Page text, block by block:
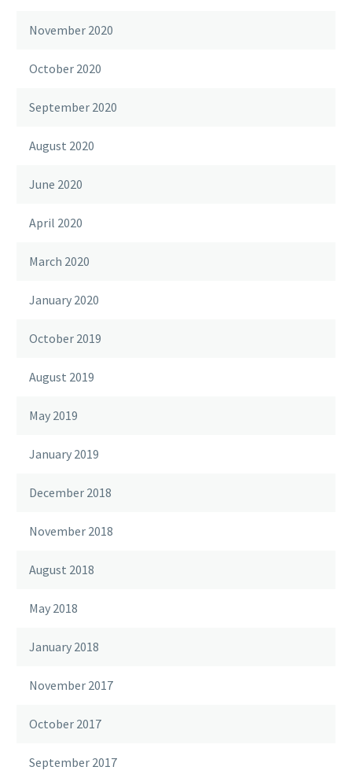
November 2020
October 2020
September 2020
August 2020
June 2020
April 2020
March 2020
January 2020
October 2019
August 2019
May 2019
January 2019
December 2018
November 2018
August 2018
May 2018
January 2018
November 2017
October 2017
September 2017